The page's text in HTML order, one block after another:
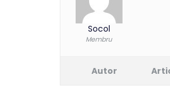
Socol
Membru
Autor